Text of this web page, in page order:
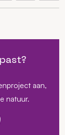
aan,
natuur.